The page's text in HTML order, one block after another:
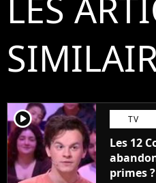
player2 TV
Les 12
primes